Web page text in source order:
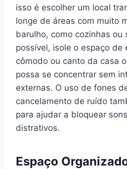
isso é escolher um local
longe de áreas com muito
barulho, como cozinhas ou
possível, isole o espaço de
cômodo ou canto da casa
possa se concentrar sem
externas. O uso de fones
cancelamento de ruído
para ajudar a bloquear
distrativos.
Espaço